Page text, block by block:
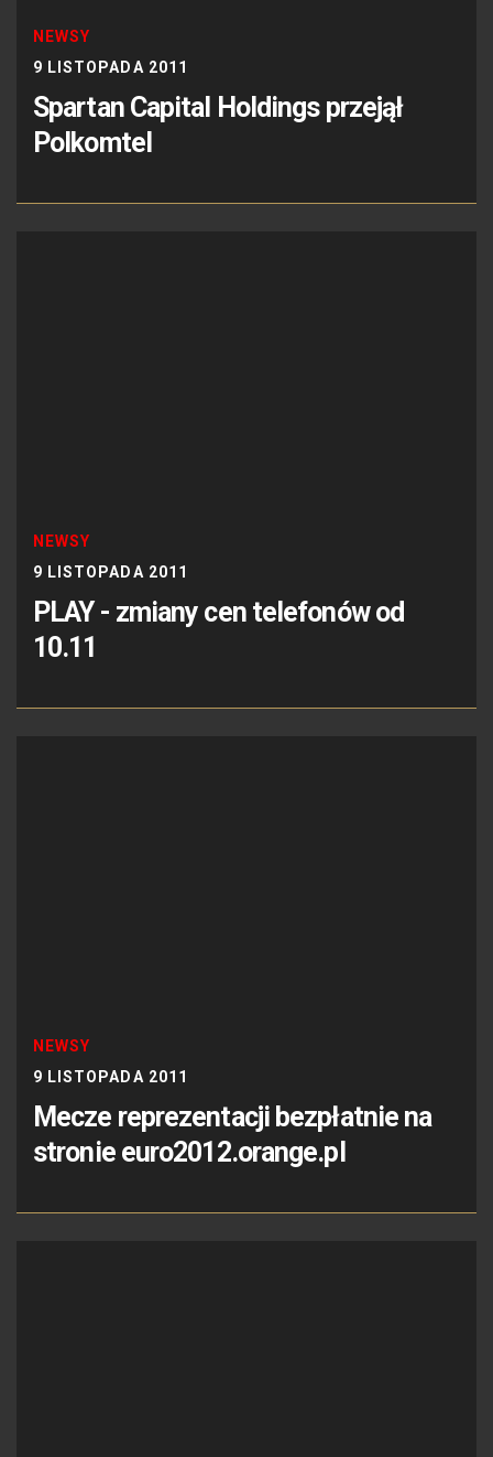
NEWSY
9 LISTOPADA 2011
Spartan Capital Holdings przejął
Polkomtel
NEWSY
9 LISTOPADA 2011
PLAY - zmiany cen telefonów od
10.11
NEWSY
9 LISTOPADA 2011
Mecze reprezentacji bezpłatnie na
stronie euro2012.orange.pl